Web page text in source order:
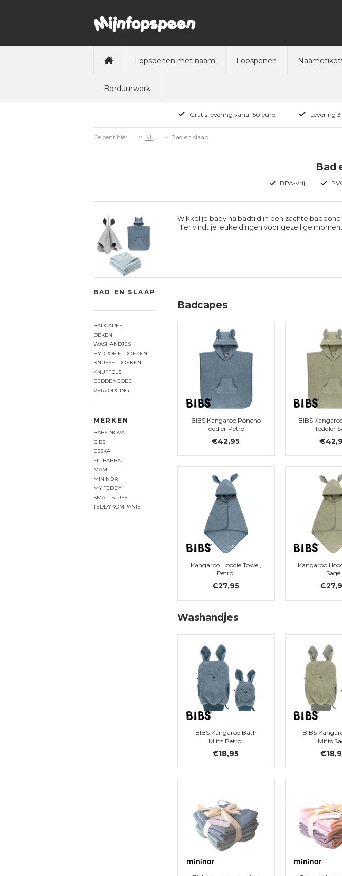
Fopspenen met naam Fopspenen
Borduurwerk
Gratis levering vanaf 50 euro Levering
Je bent hier NL Bad en slaap
Bad
BPA-vrij
Wikkel je baby na badtijd in een zachte
Hier vindt je leuke dingen voor gezellige
BAD EN SLAAP
BADCAPES
DEKEN
WASHANDJES
HYDROFIELDOEKEN
KNUFFELDOEKEN
KNUFFELS
BEDDENGOED
VERZORGING
MERKEN
BABY NOVA
BIBS
ESSKA
FILIBABBA
MAM
MININOR
MY TEDDY
SMALLSTUFF
TEDDYKOMPANIET
Badcapes
BIBS Kangaroo Poncho
Toddler Petrol
€42,95
BIBS
Toddler
Kangaroo Hoodie Towel,
Petrol
€27,95
Kangaroo
Sage
Washandjes
BIBS Kangaroo Bath
Mitts Petrol
€18,95
BIBS
Mitts